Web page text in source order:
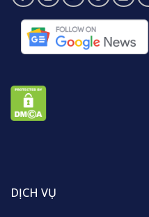
DỊCH VỤ